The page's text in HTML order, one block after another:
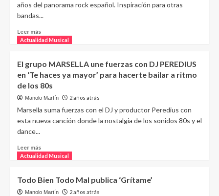
años del panorama rock español. Inspiración para otras
bandas...
Leer más
Actualidad Musical
El grupo MARSELLA une fuerzas con DJ PEREDIUS
en ‘Te haces ya mayor’ para hacerte bailar a ritmo
de los 80s
Manolo Martín 2 años atrás
Marsella suma fuerzas con el DJ y productor Peredius con
esta nueva canción donde la nostalgia de los sonidos 80s y el
dance...
Leer más
Actualidad Musical
Todo Bien Todo Mal publica ‘Grítame’
Manolo Martín 2 años atrás